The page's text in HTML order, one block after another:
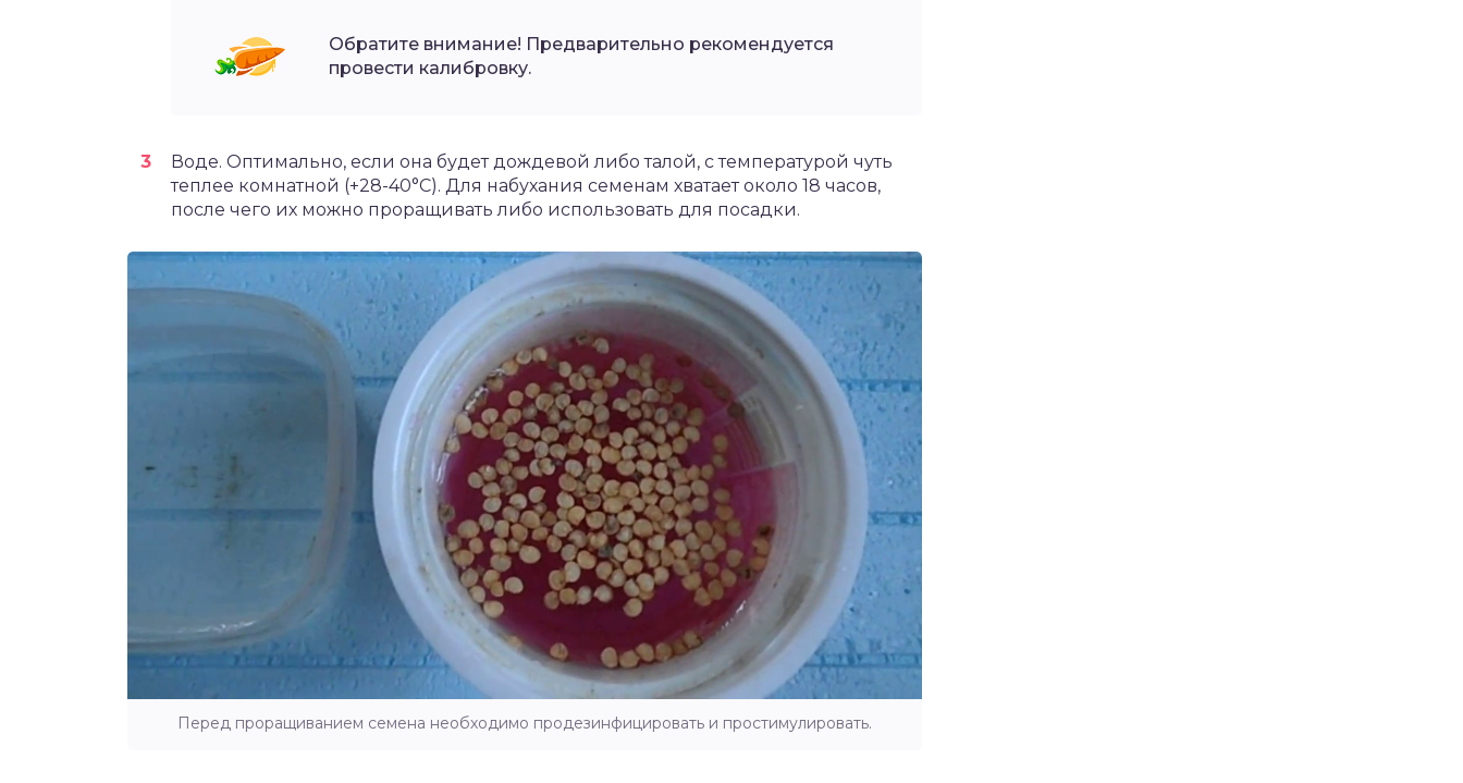
Обратите внимание! Предварительно рекомендуется
провести калибровку.
Воде. Оптимально, если она будет дождевой либо талой, с температурой чуть
теплее комнатной (+28-40°C). Для набухания семенам хватает около 18 часов,
после чего их можно проращивать либо использовать для посадки.
Перед проращиванием семена необходимо продезинфицировать и простимулировать.